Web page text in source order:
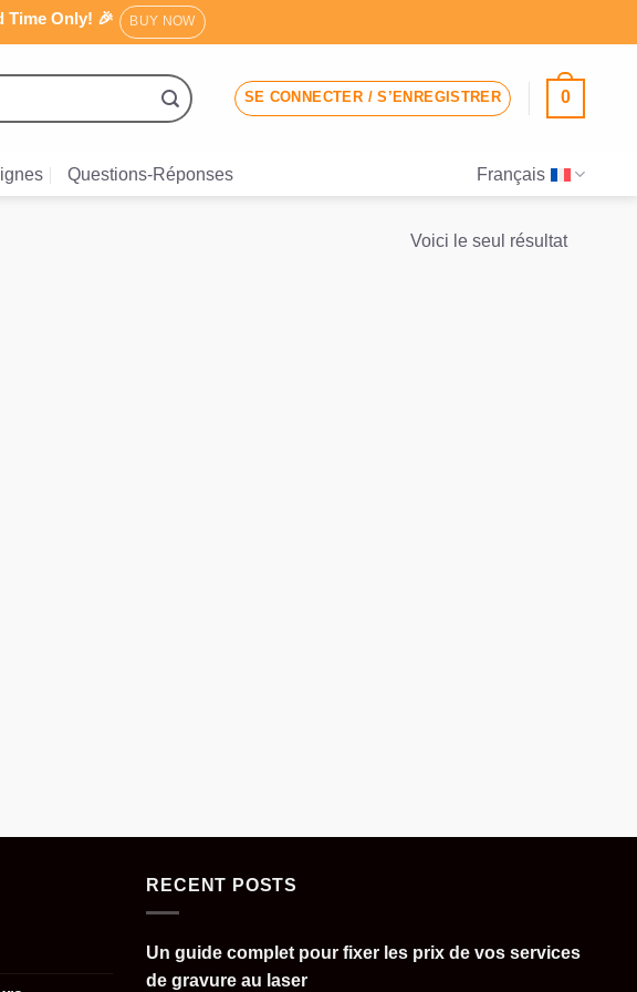
Time Only! 🎉 BUY NOW
SE CONNECTER / S’ENREGISTRER 0
Questions-Réponses Français
Voici le seul résultat
RECENT POSTS
Un guide complet pour fixer les prix de vos services
de gravure au laser